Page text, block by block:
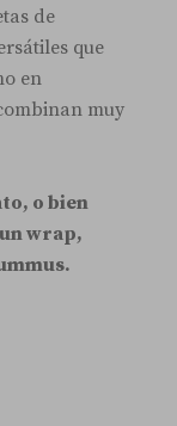
de
que
en
muy
o bien
wrap,